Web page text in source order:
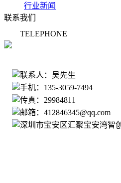
行业新闻
联系我们
TELEPHONE
联系人：吴先生
手机：135-3059-7494
传真：29984811
邮箱：412846345@qq.com
深圳市宝安区汇聚宝安湾智